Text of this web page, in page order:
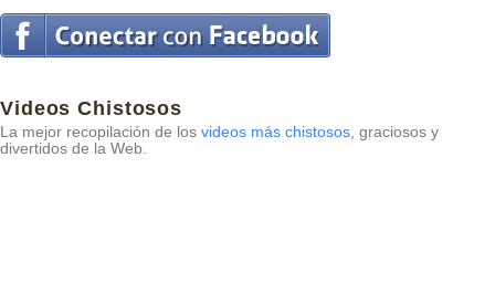
Videos Chistosos
La mejor recopilación de los videos más chistosos, graciosos y
divertidos de la Web.